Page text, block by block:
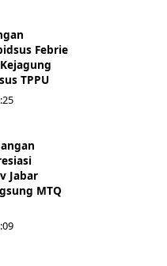
Febrie
TPPU
Jabar
MTQ